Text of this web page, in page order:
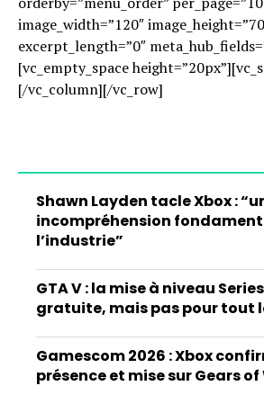
image_width=”120″
excerpt_length=”0″
[vc_empty_space
[/vc_column][/vc_row]
Shawn Layden tacle Xbox :
incompréhension
l’industrie”
GTA V : la mise à niveau
gratuite, mais pas pour tout
Gamescom 2026 : Xbox
présence et mise sur Gears of